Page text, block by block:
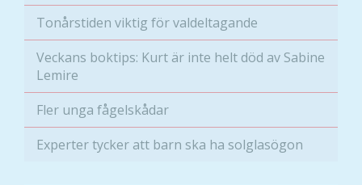
Tonårstiden viktig för valdeltagande
Veckans boktips: Kurt är inte helt död av Sabine
Lemire
Fler unga fågelskådar
Experter tycker att barn ska ha solglasögon
Nödvändiga